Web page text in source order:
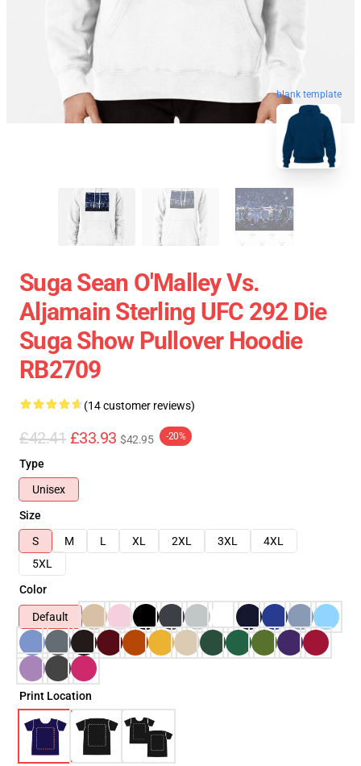
blank template
Suga Sean O'Malley Vs.
Aljamain Sterling UFC 292 Die
Suga Show Pullover Hoodie
RB2709
(14 customer reviews)
£42.41 £33.93 $42.95 -20%
Type
Unisex
Size
S
M L XL 2XL 3XL
4XL
5XL
Color
Default
Print Location